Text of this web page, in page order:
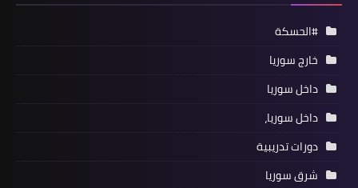
#الحسكة
خارج سوريا
داخل سوريا
داخل سوريا،
دورات تدريبية
شرق سوريا